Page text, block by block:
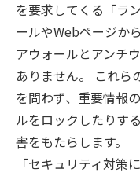
を要求してくる「ラ
ールやWebページか
アウォールとアンチ
ありません。 これら
を問わず、重要情報
ルをロックしたりす
害をもたらします。
「セキュリティ対